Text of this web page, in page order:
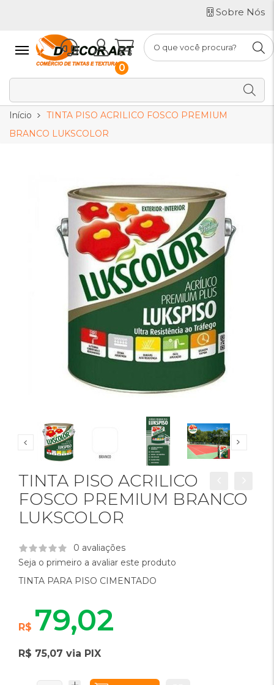
Sobre Nós
0
Início
TINTA PISO ACRILICO FOSCO PREMIUM
BRANCO LUKSCOLOR
TINTA PISO ACRILICO
FOSCO PREMIUM BRANCO
LUKSCOLOR
0 avaliações
Seja o primeiro a avaliar este produto
TINTA PARA PISO CIMENTADO
R$ 79,02
R$ 75,07 via PIX